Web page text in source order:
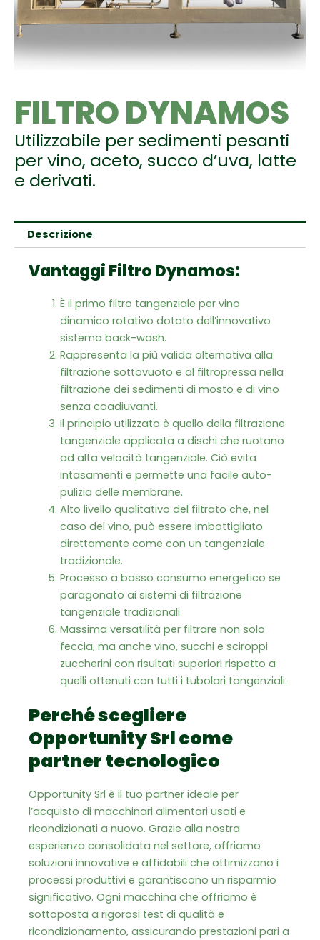
FILTRO DYNAMOS
Utilizzabile per sedimenti pesanti
per vino, aceto, succo d’uva, latte
e derivati.
Descrizione
Vantaggi Filtro Dynamos:
È il primo filtro tangenziale per vino
dinamico rotativo dotato dell’innovativo
sistema back-wash.
Rappresenta la più valida alternativa alla
filtrazione sottovuoto e al filtropressa nella
filtrazione dei sedimenti di mosto e di vino
senza coadiuvanti.
Il principio utilizzato è quello della filtrazione
tangenziale applicata a dischi che ruotano
ad alta velocità tangenziale. Ciò evita
intasamenti e permette una facile auto-
pulizia delle membrane.
Alto livello qualitativo del filtrato che, nel
caso del vino, può essere imbottigliato
direttamente come con un tangenziale
tradizionale.
Processo a basso consumo energetico se
paragonato ai sistemi di filtrazione
tangenziale tradizionali.
Massima versatilità per filtrare non solo
feccia, ma anche vino, succhi e sciroppi
zuccherini con risultati superiori rispetto a
quelli ottenuti con tutti i tubolari tangenziali.
Perché scegliere
Opportunity Srl come
partner tecnologico
Opportunity Srl è il tuo partner ideale per
l’acquisto di macchinari alimentari usati e
ricondizionati a nuovo. Grazie alla nostra
esperienza consolidata nel settore, offriamo
soluzioni innovative e affidabili che ottimizzano i
processi produttivi e garantiscono un risparmio
significativo. Ogni macchina che offriamo è
sottoposta a rigorosi test di qualità e
ricondizionamento, assicurando prestazioni pari a